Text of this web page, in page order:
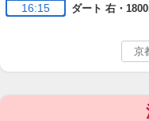
16:15 ダート 右・